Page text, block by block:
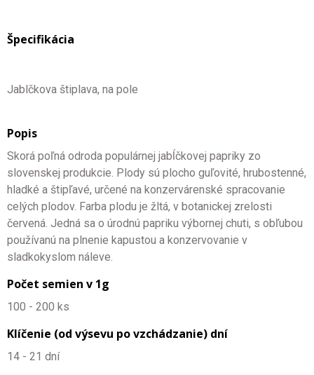
Špecifikácia
Jablčkova štiplava, na pole
Popis
Skorá poľná odroda populárnej jabĺčkovej papriky zo
slovenskej produkcie. Plody sú plocho guľovité, hrubostenné,
hladké a štipľavé, určené na konzervárenské spracovanie
celých plodov. Farba plodu je žltá, v botanickej zrelosti
červená. Jedná sa o úrodnú papriku výbornej chuti, s obľubou
používanú na plnenie kapustou a konzervovanie v
sladkokyslom náleve.
Počet semien v 1g
100 - 200 ks
Klíčenie (od výsevu po vzchádzanie) dní
14 - 21 dní